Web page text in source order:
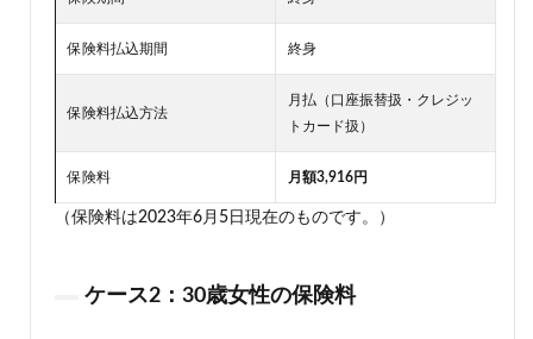
保険料払込期間 終身
保険料払込方法
月払（口座振替扱・クレジッ
トカード扱）
保険料 月額3,916円
（保険料は2023年6月5日現在のものです。）
ケース2：30歳女性の保険料